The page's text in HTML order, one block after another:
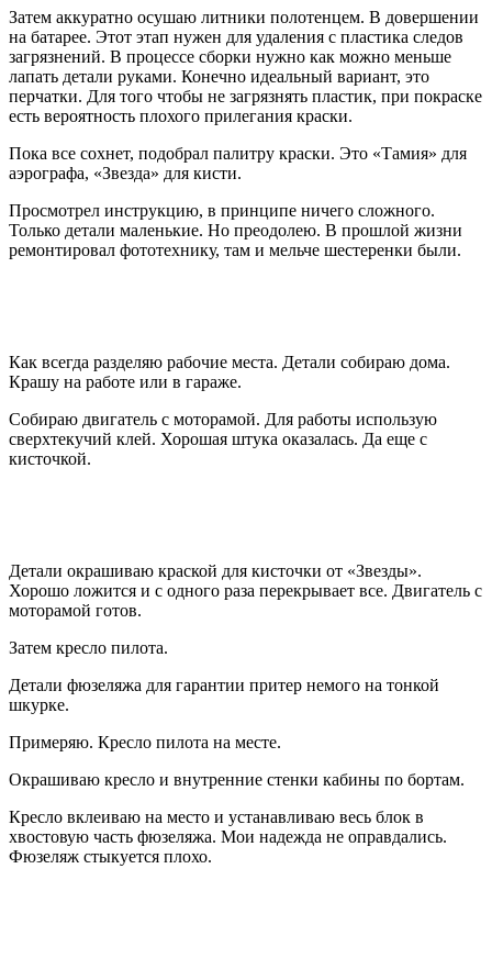
Затем аккуратно осушаю литники полотенцем. В довершении
на батарее. Этот этап нужен для удаления с пластика следов
загрязнений. В процессе сборки нужно как можно меньше
лапать детали руками. Конечно идеальный вариант, это
перчатки. Для того чтобы не загрязнять пластик, при покраске
есть вероятность плохого прилегания краски.
Пока все сохнет, подобрал палитру краски. Это «Тамия» для
аэрографа, «Звезда» для кисти.
Просмотрел инструкцию, в принципе ничего сложного.
Только детали маленькие. Но преодолею. В прошлой жизни
ремонтировал фототехнику, там и мельче шестеренки были.
Как всегда разделяю рабочие места. Детали собираю дома.
Крашу на работе или в гараже.
Собираю двигатель с моторамой. Для работы использую
сверхтекучий клей. Хорошая штука оказалась. Да еще с
кисточкой.
Детали окрашиваю краской для кисточки от «Звезды».
Хорошо ложится и с одного раза перекрывает все. Двигатель с
моторамой готов.
Затем кресло пилота.
Детали фюзеляжа для гарантии притер немого на тонкой
шкурке.
Примеряю. Кресло пилота на месте.
Окрашиваю кресло и внутренние стенки кабины по бортам.
Кресло вклеиваю на место и устанавливаю весь блок в
хвостовую часть фюзеляжа. Мои надежда не оправдались.
Фюзеляж стыкуется плохо.